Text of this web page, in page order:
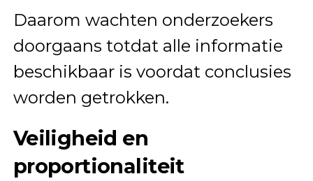
Daarom wachten onderzoekers
doorgaans totdat alle informatie
beschikbaar is voordat conclusies
worden getrokken.
Veiligheid en
proportionaliteit